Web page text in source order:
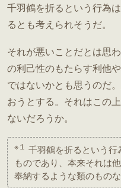
千羽鶴を折るという行為
るとも考えられそうだ。
それが悪いことだとは思
の利己性のもたらす利他
ではないかとも思うのだ
おうとする。それはこの
ないだろうか。
※１ 千羽鶴を折るという
ものであり、本来それは
奉納するような類のもの